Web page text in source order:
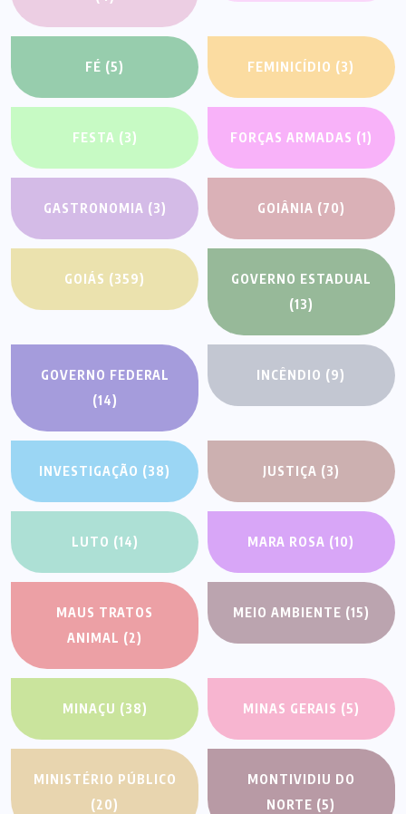
FÉ (5) FEMINICÍDIO (3)
FESTA (3) FORÇAS ARMADAS (1)
GASTRONOMIA (3) GOIÂNIA (70)
GOIÁS (359)
GOVERNO ESTADUAL
(13)
GOVERNO FEDERAL
(14)
INCÊNDIO (9)
INVESTIGAÇÃO (38) JUSTIÇA (3)
LUTO (14) MARA ROSA (10)
MAUS TRATOS
ANIMAL (2)
MEIO AMBIENTE (15)
MINAÇU (38) MINAS GERAIS (5)
MINISTÉRIO PÚBLICO
(20)
MONTIVIDIU DO
NORTE (5)